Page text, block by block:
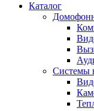
Каталог
Системы